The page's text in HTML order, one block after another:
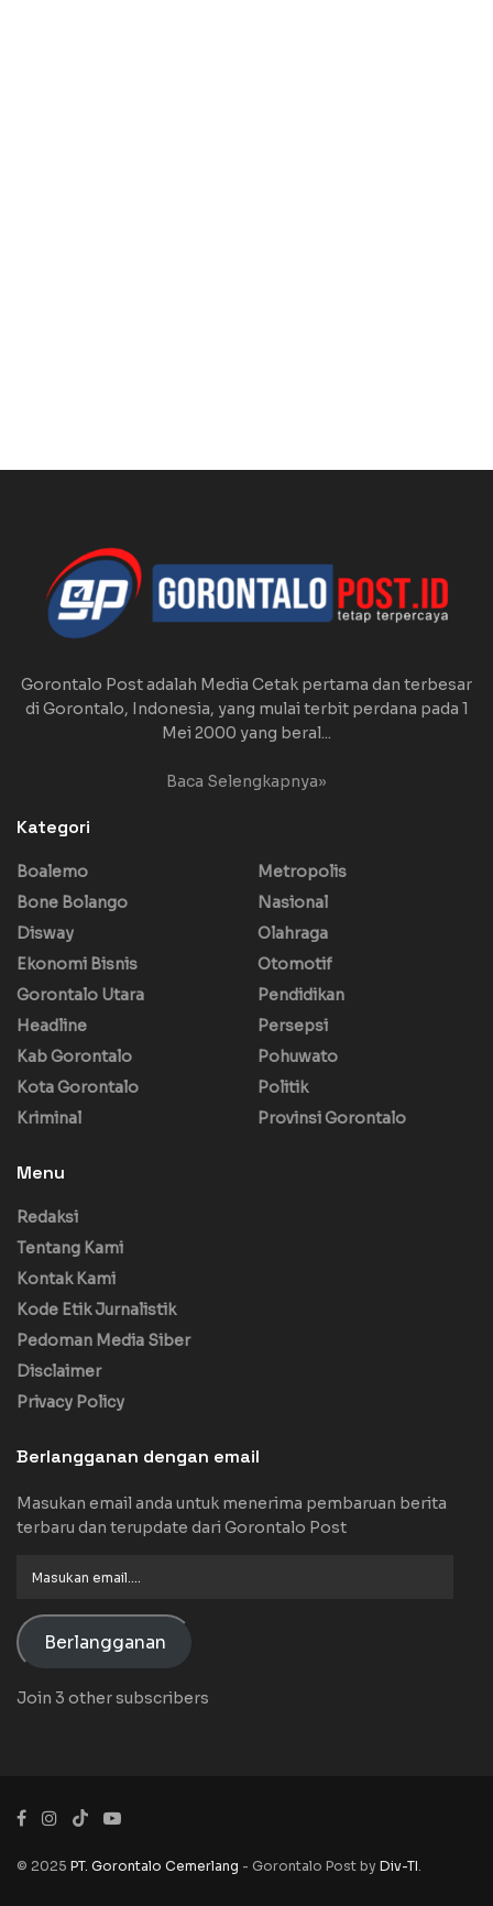
Gorontalo Post adalah Media Cetak pertama dan terbesar
di Gorontalo, Indonesia, yang mulai terbit perdana pada 1
Mei 2000 yang beral...
Baca Selengkapnya»
Kategori
Boalemo
Bone Bolango
Disway
Ekonomi Bisnis
Gorontalo Utara
Headline
Kab Gorontalo
Kota Gorontalo
Kriminal
Metropolis
Nasional
Olahraga
Otomotif
Pendidikan
Persepsi
Pohuwato
Politik
Provinsi Gorontalo
Menu
Redaksi
Tentang Kami
Kontak Kami
Kode Etik Jurnalistik
Pedoman Media Siber
Disclaimer
Privacy Policy
Berlangganan dengan email
Masukan email anda untuk menerima pembaruan berita
terbaru dan terupdate dari Gorontalo Post
Berlangganan
Join 3 other subscribers
© 2025 PT. Gorontalo Cemerlang - Gorontalo Post by Div-TI.